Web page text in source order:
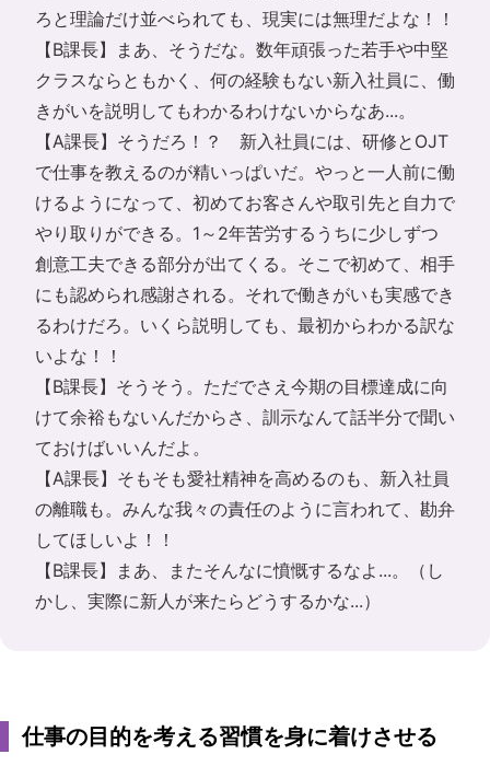
ろと理論だけ並べられても、現実には無理だよな！！
【B課長】まあ、そうだな。数年頑張った若手や中堅
クラスならともかく、何の経験もない新入社員に、働
きがいを説明してもわかるわけないからなあ...。
【A課長】そうだろ！？ 新入社員には、研修とOJT
で仕事を教えるのが精いっぱいだ。やっと一人前に働
けるようになって、初めてお客さんや取引先と自力で
やり取りができる。1～2年苦労するうちに少しずつ
創意工夫できる部分が出てくる。そこで初めて、相手
にも認められ感謝される。それで働きがいも実感でき
るわけだろ。いくら説明しても、最初からわかる訳な
いよな！！
【B課長】そうそう。ただでさえ今期の目標達成に向
けて余裕もないんだからさ、訓示なんて話半分で聞い
ておけばいいんだよ。
【A課長】そもそも愛社精神を高めるのも、新入社員
の離職も。みんな我々の責任のように言われて、勘弁
してほしいよ！！
【B課長】まあ、またそんなに憤慨するなよ...。（し
かし、実際に新人が来たらどうするかな...）
仕事の目的を考える習慣を身に着けさせる